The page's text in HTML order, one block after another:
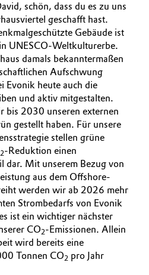
& Utilities
& Machinery
Additives
schön, dass du es zu uns
geschafft hast.
Gebäude ist
UNESCO-Weltkulturerbe.
damals bekanntermaßen
Aufschwung
Evonik heute auch die
und aktiv mitgestalten.
bis 2030 unseren externen
gestellt haben. Für unsere
stellen grüne
2-Reduktion einen
dar. Mit unserem Bezug von
aus dem Offshore-
werden wir ab 2026 mehr
Strombedarfs von Evonik
ist ein wichtiger nächster
CO2-Emissionen. Allein
wird bereits eine
Tonnen CO2 pro Jahr